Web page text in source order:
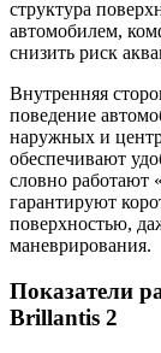
структура
автомобилем,
снизить риск
Внутренняя
поведение
наружных и
обеспечивают
словно
гарантируют
поверхностью,
маневрирования.
Показатели
Brillantis 2